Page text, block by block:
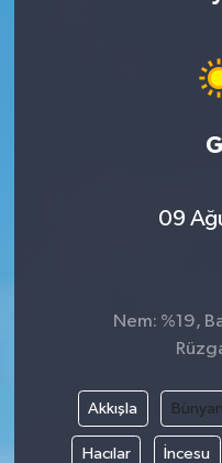
09
Nem: %19,
Akkışla Bünyan
Hacılar İncesu